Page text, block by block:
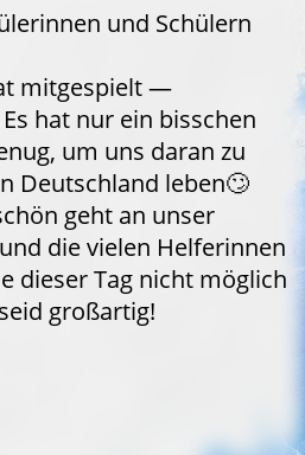
und Schülern
mitgespielt —
hat nur ein bisschen
um uns daran zu
Deutschland leben🙄
geht an unser
die vielen Helferinnen
dieser Tag nicht möglich
großartig!